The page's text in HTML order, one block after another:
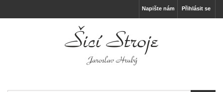
Přihlásit se
Napište nám